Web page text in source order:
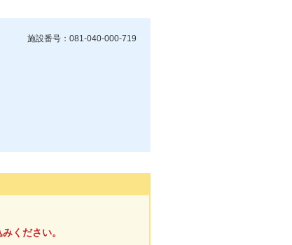
施設番号：081-040-000-719
ください。